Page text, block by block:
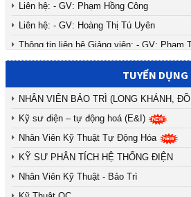
Liên hệ: - GV: Phạm Hồng Công
Liên hệ: - GV: Hoàng Thị Tú Uyên
Thông tin liên hệ Giảng viên: - GV: Phạm
Các bạn sv đăng ký làm khoá luận vui
THÔNG TIN LIÊN HỆ VỚI THẦY LÊ
Tuyển dụng sinh viên năm cuối hoặc mới
Hoài Phong
Sinh viên các lớp học bù tuần 05/12/2022
TUYỂN DỤNG
NHÂN VIÊN BẢO TRÌ (LONG KHÁNH,
Kỹ sư điện – tự động hoá (E&I)
Nhân Viên Kỹ Thuật Tự Động Hóa
KỸ SƯ PHÂN TÍCH HỆ THỐNG ĐIỆN
Nhân Viên Kỹ Thuật - Bảo Trì